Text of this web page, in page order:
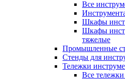
Все
Шкафы
Шкафы
тяжелые
Промышленные
Стенды для
Тележки
Все